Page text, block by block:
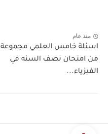
منذ عام
اسئلة خامس العلمي مجموعة
من امتحان نصف السنه في
الفيزياء...